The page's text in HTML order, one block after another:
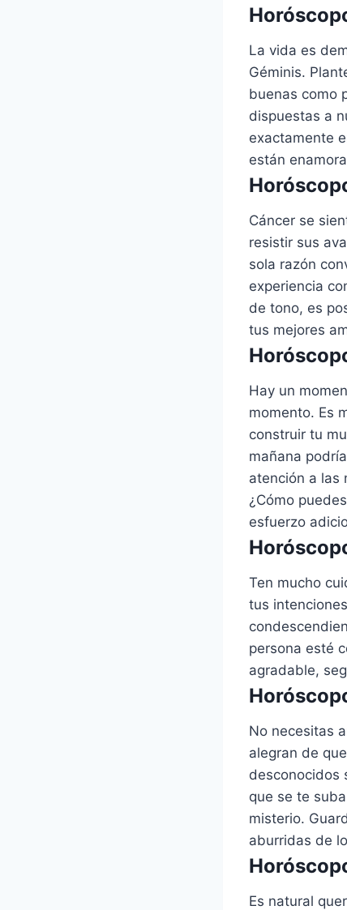
La vida es
Géminis.
buenas como
dispuestas a
exactamente
están
Cáncer se
resistir sus
sola razón
experiencia
de tono, es
tus mejores
Hay un
momento. Es
construir tu
mañana
atención a las
¿Cómo
esfuerzo
Ten mucho
tus
persona esté
agradable,
No necesitas
alegran de
desconocidos
que se te
misterio.
aburridas de
Es natural